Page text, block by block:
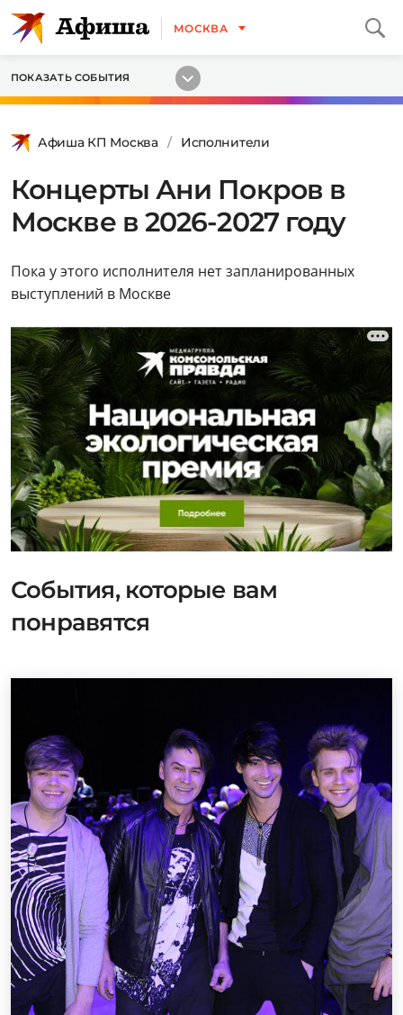
МОСКВА
ПОКАЗАТЬ СОБЫТИЯ
Афиша КП Москва Исполнители
Концерты Ани Покров в
Москве в 2026-2027 году
Пока у этого исполнителя нет запланированных
выступлений в Москве
События, которые вам
понравятся